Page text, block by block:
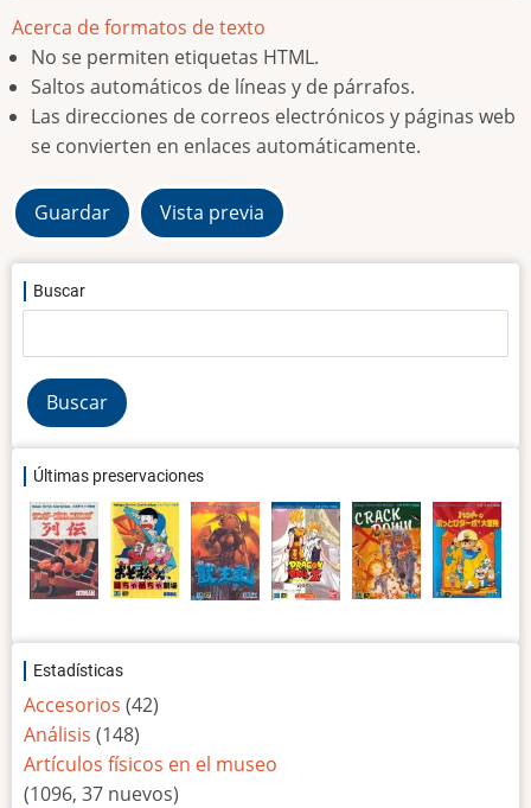
Acerca de formatos de texto
No se permiten etiquetas HTML.
Saltos automáticos de líneas y de párrafos.
Las direcciones de correos electrónicos y páginas web
se convierten en enlaces automáticamente.
Buscar
Últimas preservaciones
Estadísticas
Accesorios (42)
Análisis (148)
Artículos físicos en el museo
(1096, 37 nuevos)